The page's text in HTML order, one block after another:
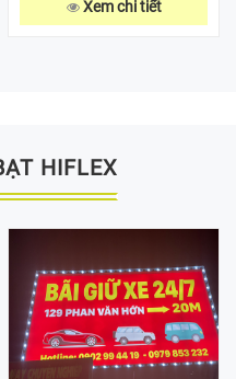
Xem chi tiết
HIFLEX